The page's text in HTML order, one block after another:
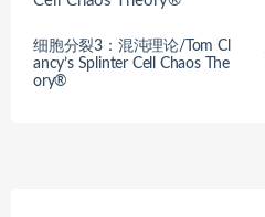
细胞分裂3：混沌理论/Tom Cl
ancy’s Splinter Cell Chaos The
ory®